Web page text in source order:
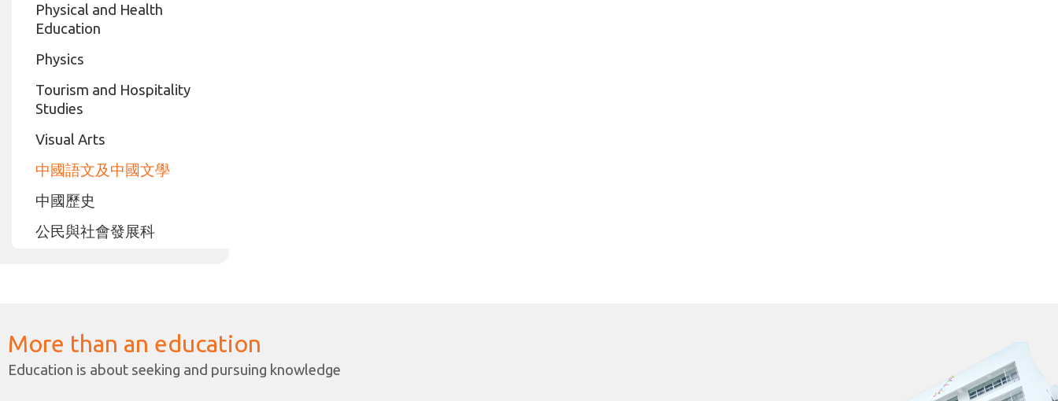
Physical and Health
Education
Physics
Tourism and Hospitality
Studies
Visual Arts
中國語文及中國文學
中國歷史
公民與社會發展科
More than an education
Education is about seeking and pursuing knowledge